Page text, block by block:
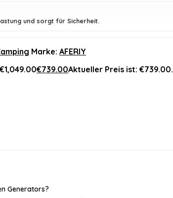
und sorgt für Sicherheit.
Marke: AFERIY
€739.00Aktueller Preis ist: €739.00.
Generators?